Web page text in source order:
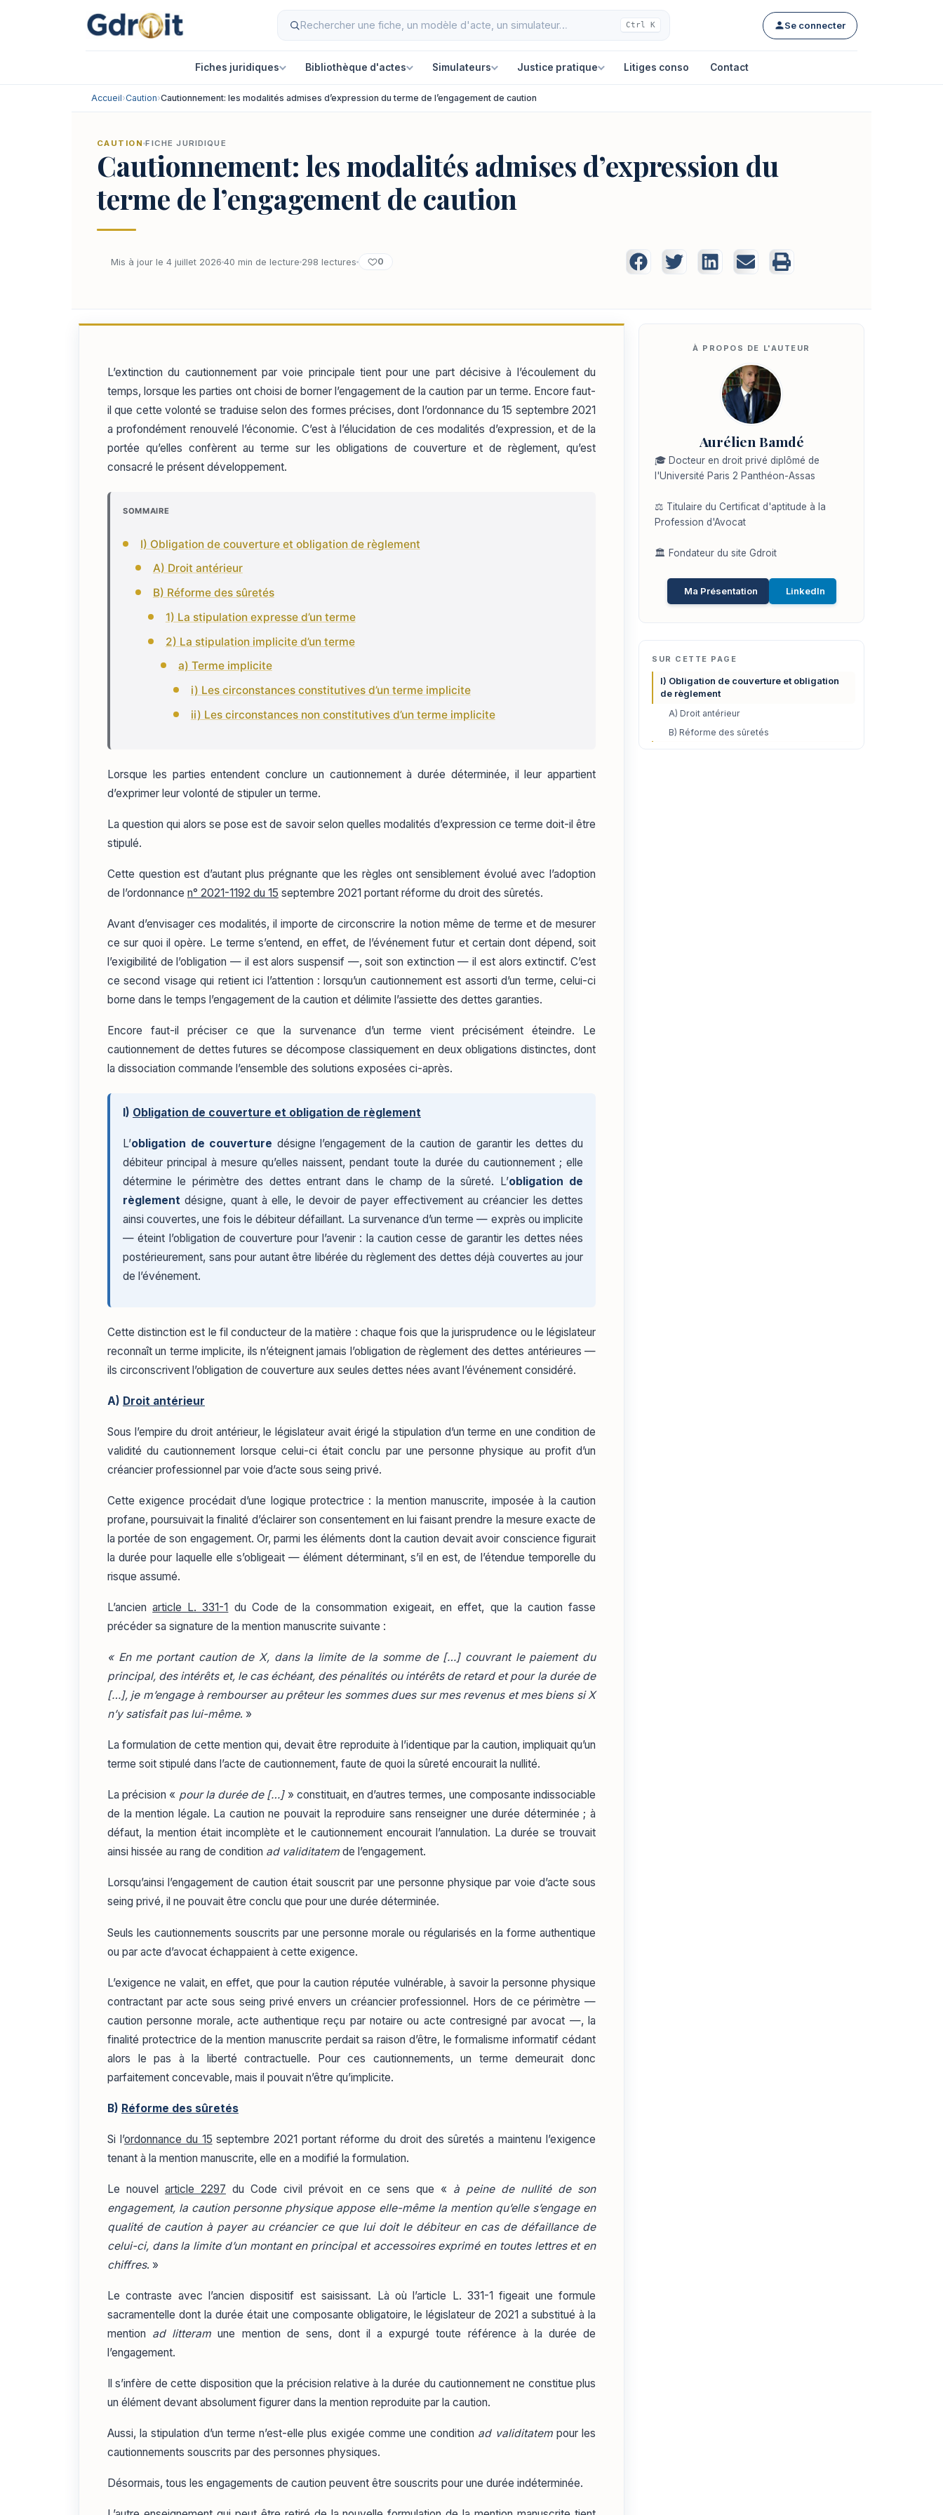
Ctrl K Se connecter
Fiches juridiques Bibliothèque d'actes Simulateurs Justice pratique Litiges conso Contact
Accueil›Caution›Cautionnement: les modalités admises d’expression du terme de l’engagement de caution
CAUTION FICHE JURIDIQUE
Cautionnement: les modalités admises d’expression du
terme de l’engagement de caution
Mis à jour le 4 juillet 2026 40 min de lecture 298 lectures 0
L’extinction du cautionnement par voie principale tient pour une part décisive à l’écoulement du
temps, lorsque les parties ont choisi de borner l’engagement de la caution par un terme. Encore faut-
il que cette volonté se traduise selon des formes précises, dont l’ordonnance du 15 septembre 2021
a profondément renouvelé l’économie. C’est à l’élucidation de ces modalités d’expression, et de la
portée qu’elles confèrent au terme sur les obligations de couverture et de règlement, qu’est
consacré le présent développement.
SOMMAIRE
I) Obligation de couverture et obligation de règlement
A) Droit antérieur
B) Réforme des sûretés
1) La stipulation expresse d’un terme
2) La stipulation implicite d’un terme
a) Terme implicite
i) Les circonstances constitutives d’un terme implicite
ii) Les circonstances non constitutives d’un terme implicite
Lorsque les parties entendent conclure un cautionnement à durée déterminée, il leur appartient
d’exprimer leur volonté de stipuler un terme.
La question qui alors se pose est de savoir selon quelles modalités d’expression ce terme doit-il être
stipulé.
Cette question est d’autant plus prégnante que les règles ont sensiblement évolué avec l’adoption
de l’ordonnance n° 2021-1192 du 15 septembre 2021 portant réforme du droit des sûretés.
Avant d’envisager ces modalités, il importe de circonscrire la notion même de terme et de mesurer
ce sur quoi il opère. Le terme s’entend, en effet, de l’événement futur et certain dont dépend, soit
l’exigibilité de l’obligation — il est alors suspensif —, soit son extinction — il est alors extinctif. C’est
ce second visage qui retient ici l’attention : lorsqu’un cautionnement est assorti d’un terme, celui-ci
borne dans le temps l’engagement de la caution et délimite l’assiette des dettes garanties.
Encore faut-il préciser ce que la survenance d’un terme vient précisément éteindre. Le
cautionnement de dettes futures se décompose classiquement en deux obligations distinctes, dont
la dissociation commande l’ensemble des solutions exposées ci-après.
I) Obligation de couverture et obligation de règlement
L’obligation de couverture désigne l’engagement de la caution de garantir les dettes du
débiteur principal à mesure qu’elles naissent, pendant toute la durée du cautionnement ; elle
détermine le périmètre des dettes entrant dans le champ de la sûreté. L’obligation de
règlement désigne, quant à elle, le devoir de payer effectivement au créancier les dettes
ainsi couvertes, une fois le débiteur défaillant. La survenance d’un terme — exprès ou implicite
— éteint l’obligation de couverture pour l’avenir : la caution cesse de garantir les dettes nées
postérieurement, sans pour autant être libérée du règlement des dettes déjà couvertes au jour
de l’événement.
Cette distinction est le fil conducteur de la matière : chaque fois que la jurisprudence ou le législateur
reconnaît un terme implicite, ils n’éteignent jamais l’obligation de règlement des dettes antérieures —
ils circonscrivent l’obligation de couverture aux seules dettes nées avant l’événement considéré.
A) Droit antérieur
Sous l’empire du droit antérieur, le législateur avait érigé la stipulation d’un terme en une condition de
validité du cautionnement lorsque celui-ci était conclu par une personne physique au profit d’un
créancier professionnel par voie d’acte sous seing privé.
Cette exigence procédait d’une logique protectrice : la mention manuscrite, imposée à la caution
profane, poursuivait la finalité d’éclairer son consentement en lui faisant prendre la mesure exacte de
la portée de son engagement. Or, parmi les éléments dont la caution devait avoir conscience figurait
la durée pour laquelle elle s’obligeait — élément déterminant, s’il en est, de l’étendue temporelle du
risque assumé.
L’ancienarticle L. 331-1 du Code de la consommation exigeait, en effet, que la caution fasse
précéder sa signature de la mention manuscrite suivante :
« En me portant caution de X, dans la limite de la somme de […] couvrant le paiement du
principal, des intérêts et, le cas échéant, des pénalités ou intérêts de retard et pour la durée de
[…], je m’engage à rembourser au prêteur les sommes dues sur mes revenus et mes biens si X
n’y satisfait pas lui-même. »
La formulation de cette mention qui, devait être reproduite à l’identique par la caution, impliquait qu’un
terme soit stipulé dans l’acte de cautionnement, faute de quoi la sûreté encourait la nullité.
La précision « pour la durée de […]» constituait, en d’autres termes, une composante indissociable
de la mention légale. La caution ne pouvait la reproduire sans renseigner une durée déterminée ; à
défaut, la mention était incomplète et le cautionnement encourait l’annulation. La durée se trouvait
ainsi hissée au rang de condition ad validitatem de l’engagement.
Lorsqu’ainsi l’engagement de caution était souscrit par une personne physique par voie d’acte sous
seing privé, il ne pouvait être conclu que pour une durée déterminée.
Seuls les cautionnements souscrits par une personne morale ou régularisés en la forme authentique
ou par acte d’avocat échappaient à cette exigence.
L’exigence ne valait, en effet, que pour la caution réputée vulnérable, à savoir la personne physique
contractant par acte sous seing privé envers un créancier professionnel. Hors de ce périmètre —
caution personne morale, acte authentique reçu par notaire ou acte contresigné par avocat —, la
finalité protectrice de la mention manuscrite perdait sa raison d’être, le formalisme informatif cédant
alors le pas à la liberté contractuelle. Pour ces cautionnements, un terme demeurait donc
parfaitement concevable, mais il pouvait n’être qu’implicite.
B) Réforme des sûretés
Si l’ordonnance du 15 septembre 2021 portant réforme du droit des sûretés a maintenu l’exigence
tenant à la mention manuscrite, elle en a modifié la formulation.
Le nouvel article 2297 du Code civil prévoit en ce sens que « à peine de nullité de son
engagement, la caution personne physique appose elle-même la mention qu’elle s’engage en
qualité de caution à payer au créancier ce que lui doit le débiteur en cas de défaillance de
celui-ci, dans la limite d’un montant en principal et accessoires exprimé en toutes lettres et en
chiffres. »
Le contraste avec l’ancien dispositif est saisissant. Là où l’article L. 331-1 figeait une formule
sacramentelle dont la durée était une composante obligatoire, le législateur de 2021 a substitué à la
mention ad litteram une mention de sens, dont il a expurgé toute référence à la durée de
l’engagement.
Il s’infère de cette disposition que la précision relative à la durée du cautionnement ne constitue plus
un élément devant absolument figurer dans la mention reproduite par la caution.
Aussi, la stipulation d’un terme n’est-elle plus exigée comme une condition ad validitatempour les
cautionnements souscrits par des personnes physiques.
Désormais, tous les engagements de caution peuvent être souscrits pour une durée indéterminée.
Aurélien Bamdé
🎓 Docteur en droit privé diplômé de
l'Université Paris 2 Panthéon-Assas
⚖️ Titulaire du Certificat d'aptitude à la
Profession d'Avocat
🏛️ Fondateur du site Gdroit
Ma Présentation LinkedIn
SUR CETTE PAGE
I) Obligation de couverture et obligation
de règlement
A) Droit antérieur
B) Réforme des sûretés